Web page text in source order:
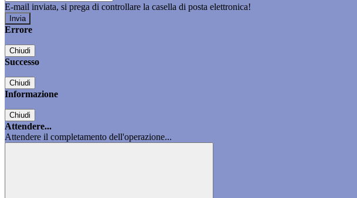
E-mail inviata, si prega di controllare la casella di posta elettronica!
Errore
Chiudi
Successo
Chiudi
Informazione
Chiudi
Attendere...
Attendere il completamento dell'operazione...